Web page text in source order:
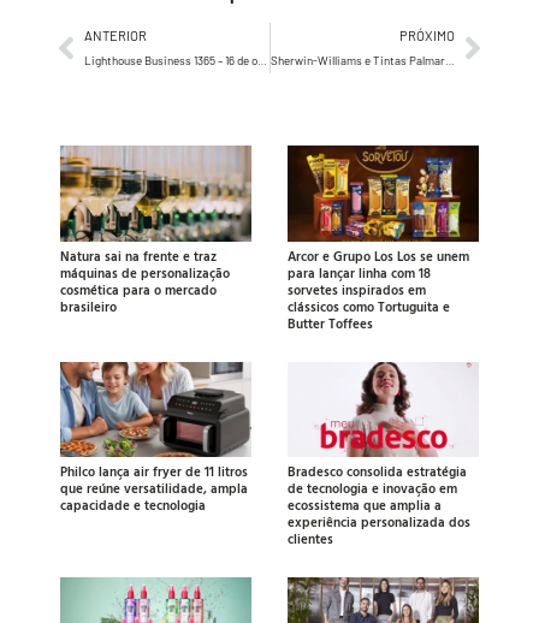
ANTERIOR
Lighthouse Business 1365 – 16 de outubro de 2024
PRÓXIMO
Sherwin-Williams e Tintas Palmares inauguram loja conceito em São Paulo
Natura sai na frente e traz
máquinas de personalização
cosmética para o mercado
brasileiro
Arcor e Grupo Los Los se unem
para lançar linha com 18
sorvetes inspirados em
clássicos como Tortuguita e
Butter Toffees
Philco lança air fryer de 11 litros
que reúne versatilidade, ampla
capacidade e tecnologia
Bradesco consolida estratégia
de tecnologia e inovação em
ecossistema que amplia a
experiência personalizada dos
clientes